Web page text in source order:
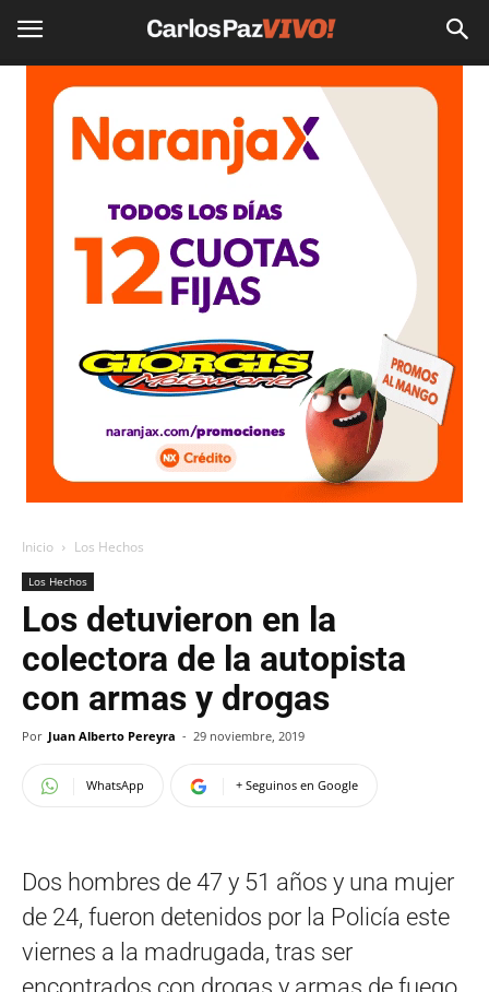
Inicio Los Hechos
Los Hechos
Los detuvieron en la
colectora de la autopista
con armas y drogas
Por Juan Alberto Pereyra - 29 noviembre, 2019
WhatsApp + Seguinos en Google
Dos hombres de 47 y 51 años y una mujer
de 24, fueron detenidos por la Policía este
viernes a la madrugada, tras ser